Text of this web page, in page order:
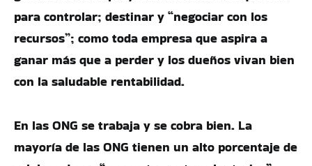
para controlar; destinar y “negociar con los
recursos”; como toda empresa que aspira a
ganar más que a perder y los dueños vivan bien
con la saludable rentabilidad.
En las ONG se trabaja y se cobra bien. La
mayoría de las ONG tienen un alto porcentaje de